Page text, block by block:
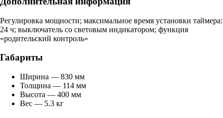
Регулировка мощности; максимальное время установки таймера:
24 ч; выключатель со световым индикатором; функция
«родительский контроль»
Габариты
Ширина — 830 мм
Толщина — 114 мм
Высота — 400 мм
Вес — 5.3 кг